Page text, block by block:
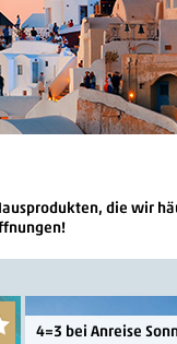
die wir
4=3 bei Anreise